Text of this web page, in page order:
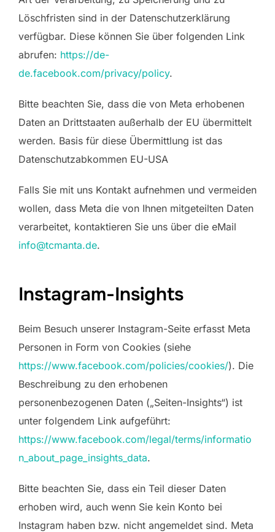
Löschfristen sind in der Datenschutzerklärung
verfügbar. Diese können Sie über folgenden Link
abrufen: https://de-
de.facebook.com/privacy/policy.
Bitte beachten Sie, dass die von Meta erhobenen
Daten an Drittstaaten außerhalb der EU übermittelt
werden. Basis für diese Übermittlung ist das
Datenschutzabkommen EU-USA
Falls Sie mit uns Kontakt aufnehmen und vermeiden
wollen, dass Meta die von Ihnen mitgeteilten Daten
verarbeitet, kontaktieren Sie uns über die eMail
info@tcmanta.de.
Instagram-Insights
Beim Besuch unserer Instagram-Seite erfasst Meta
Personen in Form von Cookies (siehe
https://www.facebook.com/policies/cookies/). Die
Beschreibung zu den erhobenen
personenbezogenen Daten („Seiten-Insights“) ist
unter folgendem Link aufgeführt:
https://www.facebook.com/legal/terms/informatio
n_about_page_insights_data.
Bitte beachten Sie, dass ein Teil dieser Daten
erhoben wird, auch wenn Sie kein Konto bei
Instagram haben bzw. nicht angemeldet sind. Meta